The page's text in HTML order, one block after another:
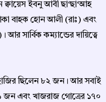
ক্বায়েস ইবনু আবী ছা‘ছা‘আহ
বাহক হোন আলী (রাঃ) এবং
সার্বিক কম্যান্ডের দায়িত্বে
ছিলেন ৮২ জন। আর সবাই
এবং খাজরাজ গোত্রের ১৭০